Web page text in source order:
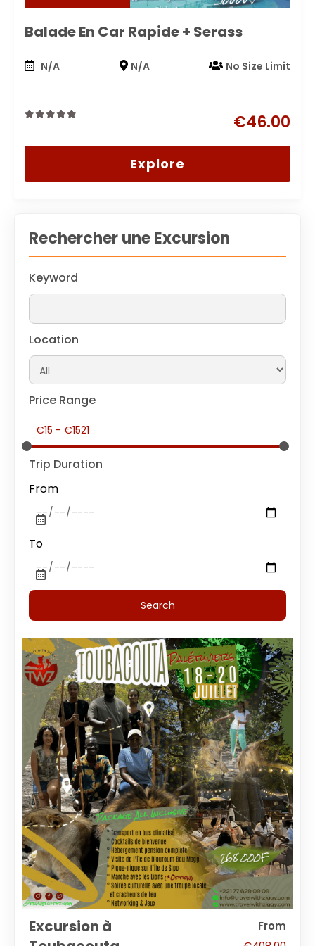
Balade En Car Rapide + Serass
N/A N/A No Size Limit
€46.00
out
Explore
Rechercher une Excursion
Keyword
Location
Price Range
Trip Duration
From
To
Excursion à
From